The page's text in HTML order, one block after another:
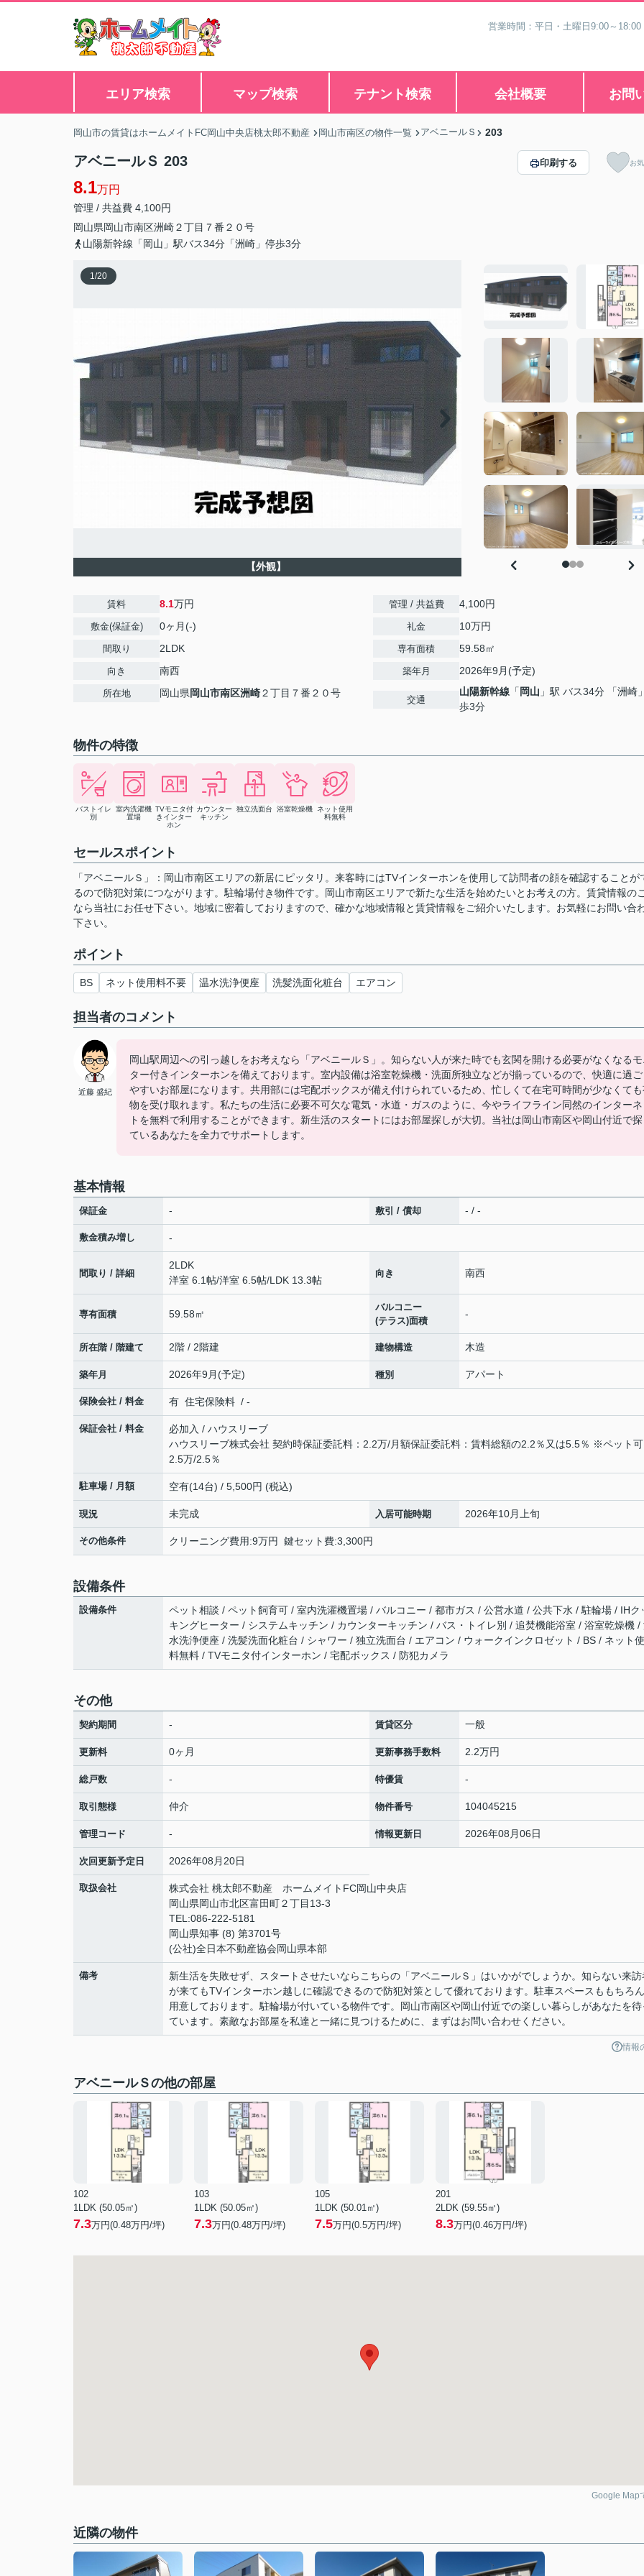
営業時間：平日・土曜日9:00～
エリア検索 マップ検索 テナント検索 会社概要 お問
岡山市の賃貸はホームメイトFC岡山中央店桃太郎不動産 岡山市南区の物件一覧 アベニールＳ 203
アベニールＳ 203
8.1万円
管理 / 共益費 4,100円
岡山県岡山市南区洲崎２丁目７番２０号
山陽新幹線「岡山」駅バス34分「洲崎」停歩3分
印刷する お
1/20
【外観】
賃料 8.1万円
敷金(保証金) 0ヶ月(-)
間取り 2LDK
向き 南西
所在地 岡山県岡山市南区洲崎２丁目７番２０号
管理 / 共益費 4,100円
礼金 10万円
専有面積 59.58㎡
築年月 2026年9月(予定)
交通
山陽新幹線 「 岡山 」駅 バス34分 「洲崎
歩3分
物件の特徴
バストイレ
別
室内洗濯機
置場
TVモニタ付
きインター
ホン
カウンター
キッチン
独立洗面台 浴室乾燥機 ネット使用
料無料
セールスポイント
「アベニールＳ」：岡山市南区エリアの新居にピッタリ。来客時にはTVインターホンを使用して訪問者の顔を確認することが
るので防犯対策につながります。駐輪場付き物件です。岡山市南区エリアで新たな生活を始めたいとお考えの方。賃貸情報の
なら当社にお任せ下さい。地域に密着しておりますので、確かな地域情報と賃貸情報をご紹介いたします。お気軽にお問い合
下さい。
ポイント
BS ネット使用料不要 温水洗浄便座 洗髪洗面化粧台 エアコン
担当者のコメント
近藤 盛紀
岡山駅周辺への引っ越しをお考えなら「アベニールＳ」。知らない人が来た時でも玄関を開ける必要がなくなる
ター付きインターホンを備えております。室内設備は浴室乾燥機・洗面所独立などが揃っているので、快適に過
やすいお部屋になります。共用部には宅配ボックスが備え付けられているため、忙しくて在宅可時間が少なくて
物を受け取れます。私たちの生活に必要不可欠な電気・水道・ガスのように、今やライフライン同然のインター
トを無料で利用することができます。新生活のスタートにはお部屋探しが大切。当社は岡山市南区や岡山付近で
ているあなたを全力でサポートします。
基本情報
保証金 - 敷引 / 償却 - / -
敷金積み増し -
間取り / 詳細
2LDK
洋室 6.1帖/洋室 6.5帖/LDK 13.3帖
向き 南西
専有面積 59.58㎡
バルコニー
(テラス)面積
-
所在階 / 階建て 2階 / 2階建 建物構造 木造
築年月 2026年9月(予定) 種別 アパート
保険会社 / 料金 有 住宅保険料 / -
保証会社 / 料金
必加入 / ハウスリーブ
ハウスリーブ株式会社 契約時保証委託料：2.2万/月額保証委託料：賃料総額の2.2％又は5.5％ ※ペット
2.5万/2.5％
駐車場 / 月額 空有(14台) / 5,500円 (税込)
現況 未完成 入居可能時期 2026年10月上旬
その他条件 クリーニング費用:9万円 鍵セット費:3,300円
設備条件
設備条件
ペット相談 / ペット飼育可 / 室内洗濯機置場 / バルコニー / 都市ガス / 公営水道 / 公共下水 / 駐輪場 / IHク
キングヒーター / システムキッチン / カウンターキッチン / バス・トイレ別 / 追焚機能浴室 / 浴室乾燥機 /
水洗浄便座 / 洗髪洗面化粧台 / シャワー / 独立洗面台 / エアコン / ウォークインクロゼット / BS / ネット
料無料 / TVモニタ付インターホン / 宅配ボックス / 防犯カメラ
その他
契約期間 - 賃貸区分 一般
更新料 0ヶ月 更新事務手数料 2.2万円
総戸数 - 特優賃 -
取引態様 仲介 物件番号 104045215
管理コード - 情報更新日 2026年08月06日
次回更新予定日 2026年08月20日
取扱会社
株式会社 桃太郎不動産 ホームメイトFC岡山中央店
岡山県岡山市北区富田町２丁目13-3
TEL:086-222-5181
岡山県知事 (8) 第3701号
(公社)全日本不動産協会岡山県本部
備考
新生活を失敗せず、スタートさせたいならこちらの「アベニールＳ」はいかがでしょうか。知らない来訪
が来てもTVインターホン越しに確認できるので防犯対策として優れております。駐車スペースももちろ
用意しております。駐輪場が付いている物件です。岡山市南区や岡山付近での楽しい暮らしがあなたを待
ています。素敵なお部屋を私達と一緒に見つけるために、まずはお問い合わせください。
情報
アベニールＳの他の部屋
102
1LDK (50.05㎡)
7.3万円(0.48万円/坪)
103
1LDK (50.05㎡)
7.3万円(0.48万円/坪)
105
1LDK (50.01㎡)
7.5万円(0.5万円/坪)
201
2LDK (59.55㎡)
8.3万円(0.46万円/坪)
Google Map
近隣の物件